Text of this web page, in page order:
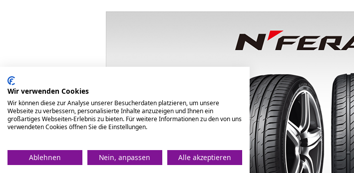
Wir verwenden Cookies
Wir können diese zur Analyse unserer Besucherdaten platzieren, um unsere
Webseite zu verbessern, personalisierte Inhalte anzuzeigen und Ihnen ein
großartiges Webseiten-Erlebnis zu bieten. Für weitere Informationen zu den von uns
verwendeten Cookies öffnen Sie die Einstellungen.
Ablehnen Nein, anpassen Alle akzeptieren